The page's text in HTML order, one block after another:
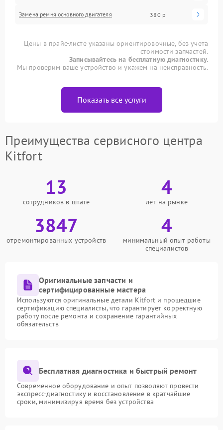
Замена ремня основного двигателя 380 р
Цены в прайс-листе указаны ориентировочные, без учета
стоимости запчастей.
Записывайтесь на бесплатную диагностику.
Мы проверим ваше устройство и укажем на неисправность.
Показать все услуги
Преимущества сервисного центра
Kitfort
13
сотрудников в штате
4
лет на рынке
3847
отремонтированных устройств
4
минимальный опыт работы
специалистов
Оригинальные запчасти и
сертифицированные мастера
Используются оригинальные детали Kitfort и прошедшие
сертификацию специалисты, что гарантирует корректную
работу после ремонта и сохранение гарантийных
обязательств
Бесплатная диагностика и быстрый ремонт
Современное оборудование и опыт позволяют провести
экспресс-диагностику и восстановление в кратчайшие
сроки, минимизируя время без устройства